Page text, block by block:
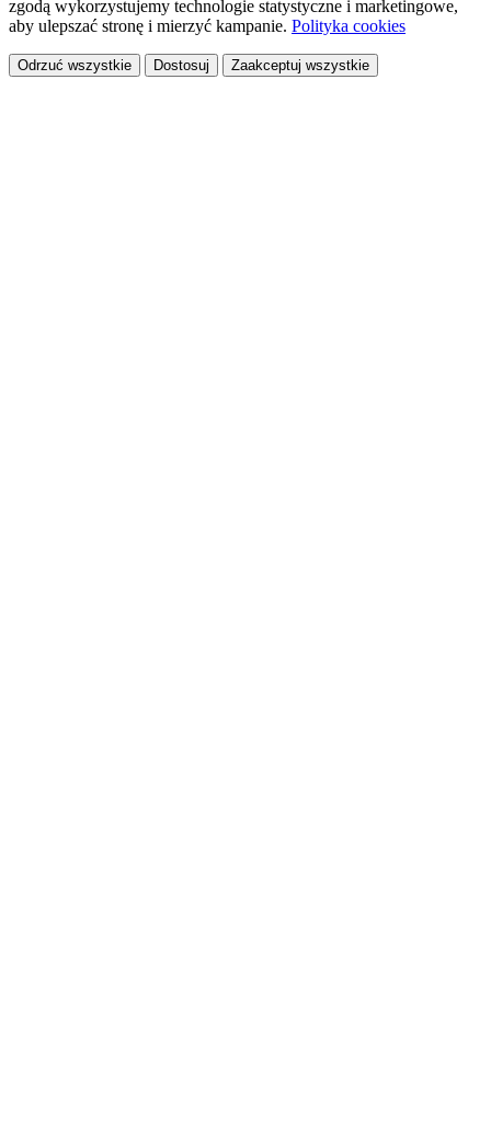
zgodą wykorzystujemy technologie statystyczne i marketingowe,
aby ulepszać stronę i mierzyć kampanie. Polityka cookies
Odrzuć wszystkie Dostosuj Zaakceptuj wszystkie